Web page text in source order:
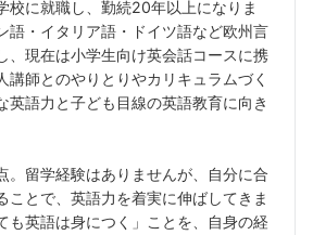
校に就職し、勤続20年以上になりま
語・イタリア語・ドイツ語など欧州言
、現在は小学生向け英会話コースに携
講師とのやりとりやカリキュラムづく
英語力と子ども目線の英語教育に向き
。留学経験はありませんが、自分に合
ことで、英語力を着実に伸ばしてきま
も英語は身につく」ことを、自身の経